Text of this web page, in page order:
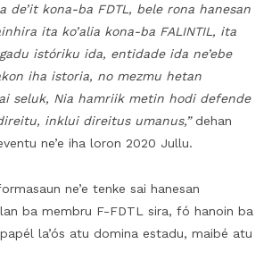
de’it kona-ba FDTL, bele rona hanesan
ita ko’alia kona-ba FALINTIL, ita
istóriku ida, entidade ida ne’ebe
iha istoria, no mezmu hetan
seluk, Nia hamriik metin hodi defende
inklui direitus umanus,”dehan
ne’e iha loron 2020 Jullu.
ne’e tenke sai hanesan
ba membru F-FDTL sira, fó hanoin ba
la’ós atu domina estadu, maibé atu